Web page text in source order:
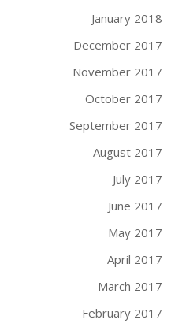
January 2018
December 2017
November 2017
October 2017
September 2017
August 2017
July 2017
June 2017
May 2017
April 2017
March 2017
February 2017